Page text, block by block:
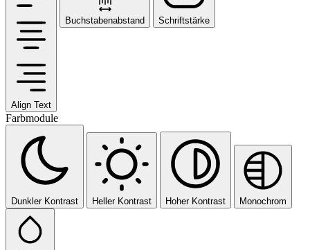
Align Text
Buchstabenabstand Schriftstärke
Farbmodule
Dunkler Kontrast Heller Kontrast Hoher Kontrast Monochrom